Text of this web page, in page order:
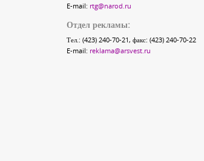
E-mail: rtg@narod.ru
Отдел рекламы:
Тел.: (423) 240-70-21, факс: (423) 240-70-22
E-mail: reklama@arsvest.ru